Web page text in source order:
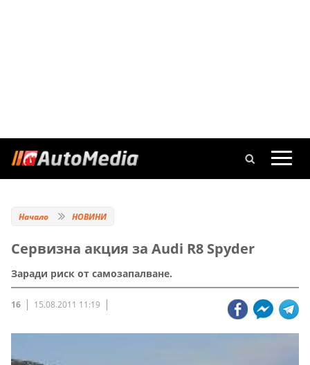
Начало НОВИНИ
Сервизна акция за Audi R8 Spyder
Заради риск от самозапалване.
16 15.08.2011 11:19